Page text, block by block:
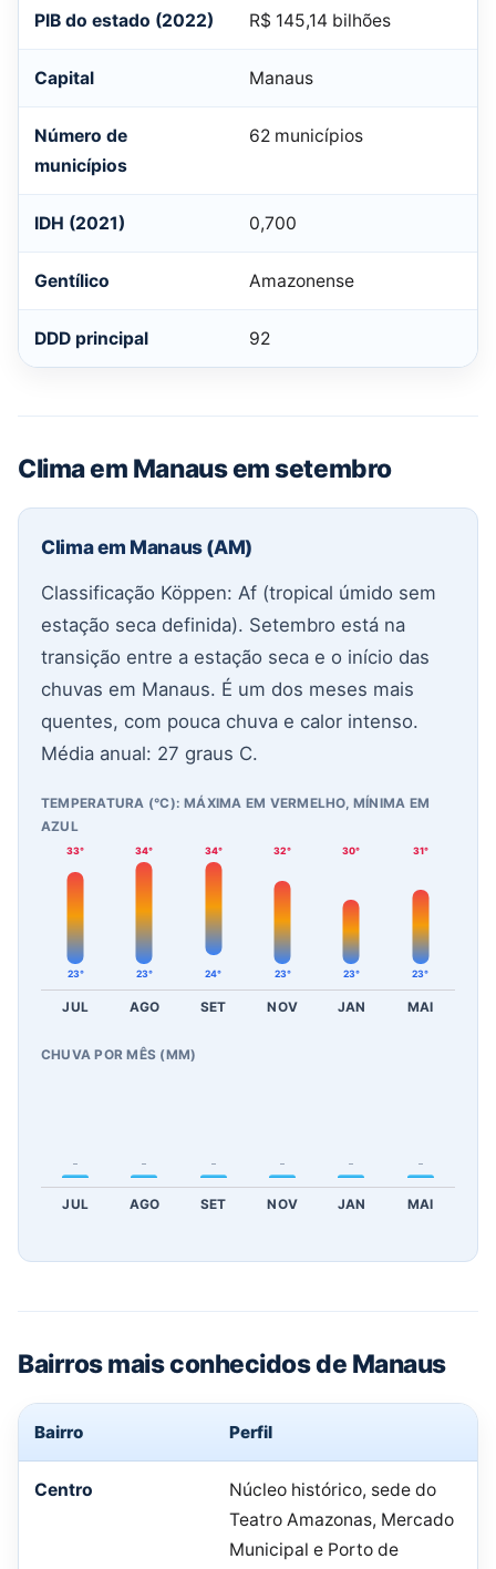
PIB do estado (2022) R$ 145,14 bilhões
Capital Manaus
Número de
municípios
62 municípios
IDH (2021) 0,700
Gentílico Amazonense
DDD principal 92
Clima em Manaus em setembro
Clima em Manaus (AM)
Classificação Köppen: Af (tropical úmido sem
estação seca definida). Setembro está na
transição entre a estação seca e o início das
chuvas em Manaus. É um dos meses mais
quentes, com pouca chuva e calor intenso.
Média anual: 27 graus C.
TEMPERATURA (°C): MÁXIMA EM VERMELHO, MÍNIMA EM
AZUL
33°
23°
34°
23°
34°
24°
32°
23°
30°
23°
31°
23°
JUL AGO SET NOV JAN MAI
CHUVA POR MÊS (MM)
– – – – – –
JUL AGO SET NOV JAN MAI
Bairros mais conhecidos de Manaus
Bairro Perfil
Centro
Núcleo histórico, sede do
Teatro Amazonas, Mercado
Municipal e Porto de